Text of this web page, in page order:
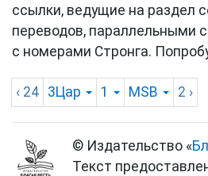
ссылки, ведущие на раздел
переводов, параллельными
с номерами Стронга.
‹ 24 3Цар 1 MSB 2 ›
© Издательство «
Текст